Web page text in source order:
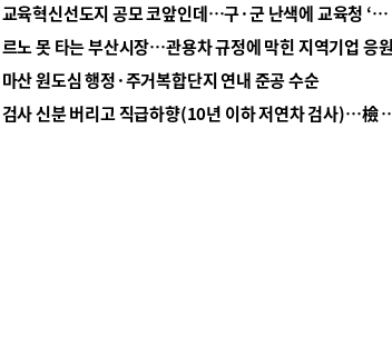
■ 교육혁신선도지 공모 코앞인데…구·군 난색에 교육청 ‘쩔쩔’
노 못 타는 부산시장…관용차 규정에 막힌 지역기업 응원
산 원도심 행정·주거복합단지 연내 준공 수순
■ 검사 신분 버리고 직급하향